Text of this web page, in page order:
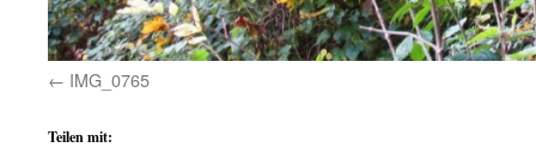
IMG_0765
Teilen mit: